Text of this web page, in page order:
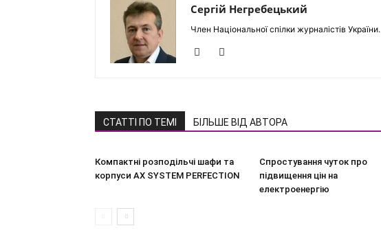
Сергій Негребецький
Член Національної спілки журналістів України.
СТАТТІ ПО ТЕМІ БІЛЬШЕ ВІД АВТОРА
Компактні розподільчі шафи та
корпуси AX SYSTEM PERFECTION
Спростування чуток про
підвищення цін на
електроенергію